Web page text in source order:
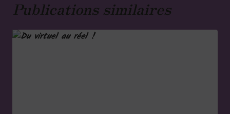
Publications similaires